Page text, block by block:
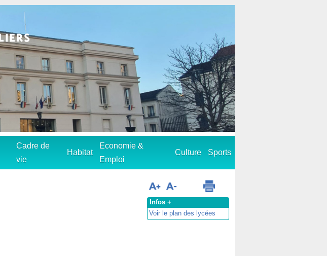
Cadre de
vie
Habitat
Economie &
Emploi
Culture Sports
Infos +
Voir le plan des lycées